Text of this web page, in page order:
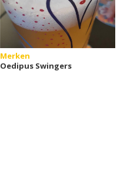
Merken
Oedipus Swingers